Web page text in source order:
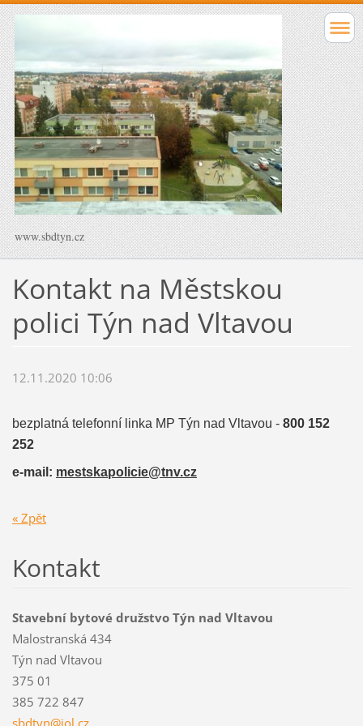
www.sbdtyn.cz
Kontakt na Městskou
polici Týn nad Vltavou
12.11.2020 10:06
bezplatná telefonní linka MP Týn nad Vltavou - 800 152
252
e-mail: mestskapolicie@tnv.cz
« Zpět
Kontakt
Stavební bytové družstvo Týn nad Vltavou
Malostranská 434
Týn nad Vltavou
375 01
385 722 847
sbdtyn@iol.cz